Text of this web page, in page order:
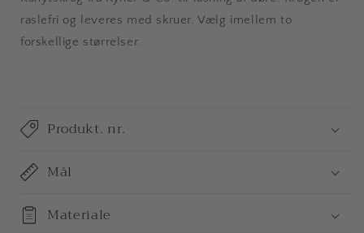
raslefri og leveres med skruer. Vælg imellem to
forskellige størrelser.
Produkt. nr.
Mål
Materiale